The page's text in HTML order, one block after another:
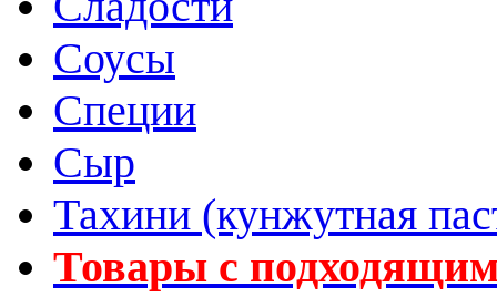
Соусы
Специи
Сыр
Тахини (кунжутная
Товары с